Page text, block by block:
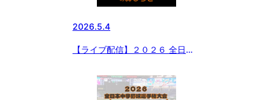
2026.5.4
【ライブ配信】２０２６ 全日本
ツカップ 東京都東支部予選